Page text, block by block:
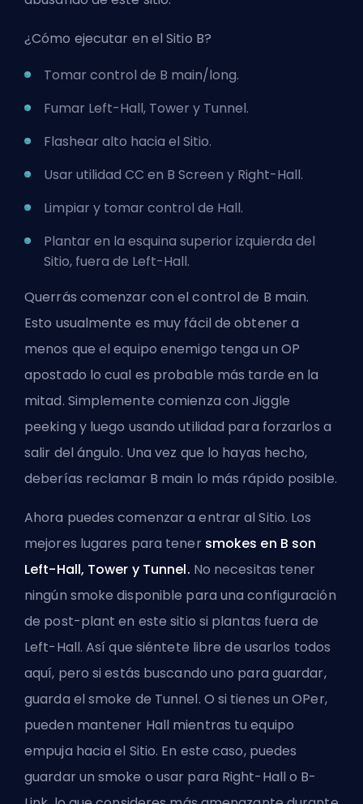
¿Cómo ejecutar en el Sitio B?
Tomar control de B main/long.
Fumar Left-Hall, Tower y Tunnel.
Flashear alto hacia el Sitio.
Usar utilidad CC en B Screen y Right-Hall.
Limpiar y tomar control de Hall.
Plantar en la esquina superior izquierda del
Sitio, fuera de Left-Hall.
Querrás comenzar con el control de B main.
Esto usualmente es muy fácil de obtener a
menos que el equipo enemigo tenga un OP
apostado lo cual es probable más tarde en la
mitad. Simplemente comienza con Jiggle
peeking y luego usando utilidad para forzarlos a
salir del ángulo. Una vez que lo hayas hecho,
deberías reclamar B main lo más rápido posible.
Ahora puedes comenzar a entrar al Sitio. Los
mejores lugares para tener smokes en B son
Left-Hall, Tower y Tunnel. No necesitas tener
ningún smoke disponible para una configuración
de post-plant en este sitio si plantas fuera de
Left-Hall. Así que siéntete libre de usarlos todos
aquí, pero si estás buscando uno para guardar,
guarda el smoke de Tunnel. O si tienes un OPer,
pueden mantener Hall mientras tu equipo
empuja hacia el Sitio. En este caso, puedes
guardar un smoke o usar para Right-Hall o B-